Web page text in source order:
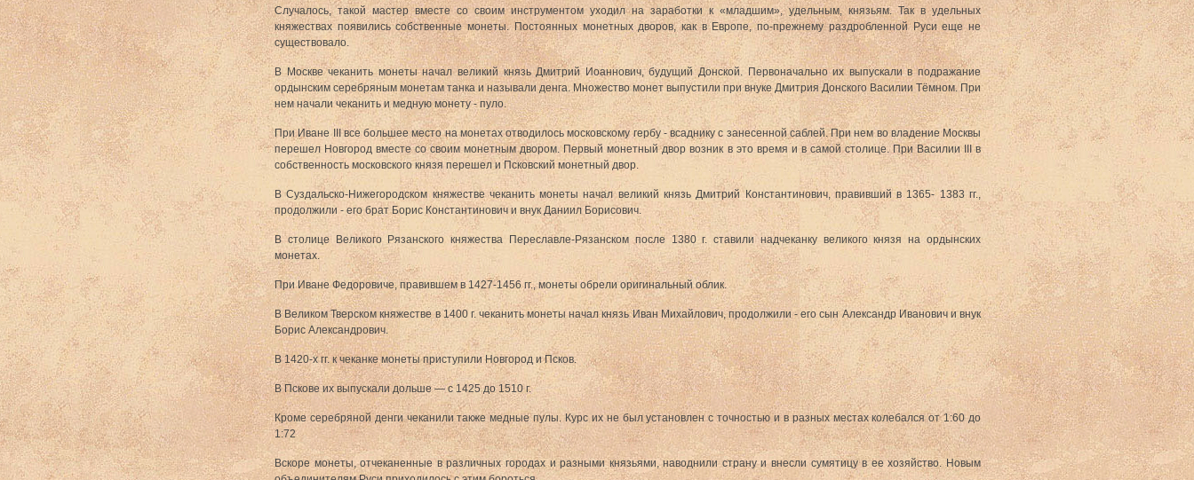
Случалось, такой мастер вместе со своим инструментом уходил на заработки к «младшим», удельным, князьям. Так в удельных
княжествах появились собственные монеты. Постоянных монетных дворов, как в Европе, по-прежнему раздробленной Руси еще не
существовало.
В Москве чеканить монеты начал великий князь Дмитрий Иоаннович, будущий Донской. Первоначально их выпускали в подражание
ордынским серебряным монетам танка и называли денга. Множество монет выпустили при внуке Дмитрия Донского Василии Тёмном. При
нем начали чеканить и медную монету - пуло.
При Иване III все большее место на монетах отводилось московскому гербу - всаднику с занесенной саблей. При нем во владение Москвы
перешел Новгород вместе со своим монетным двором. Первый монетный двор возник в это время и в самой столице. При Василии III в
собственность московского князя перешел и Псковский монетный двор.
В Суздальско-Нижегородском княжестве чеканить монеты начал великий князь Дмитрий Константинович, правивший в 1365- 1383 гг.,
продолжили - его брат Борис Константинович и внук Даниил Борисович.
В столице Великого Рязанского княжества Переславле-Рязанском после 1380 г. ставили надчеканку великого князя на ордынских
монетах.
При Иване Федоровиче, правившем в 1427-1456 гг., монеты обрели оригинальный облик.
В Великом Тверском княжестве в 1400 г. чеканить монеты начал князь Иван Михайлович, продолжили - его сын Александр Иванович и внук
Борис Александрович.
В 1420-х гг. к чеканке монеты приступили Новгород и Псков.
В Пскове их выпускали дольше — с 1425 до 1510 г.
Кроме серебряной денги чеканили также медные пулы. Курс их не был установлен с точностью и в разных местах колебался от 1:60 до
1:72
Вскоре монеты, отчеканенные в различных городах и разными князьями, наводнили страну и внесли сумятицу в ее хозяйство. Новым